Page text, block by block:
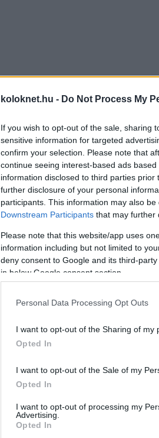
koloknet.hu - Do Not Process My
If you wish to opt-out of the sale, sharing
sensitive information for targeted
confirm your selection. Please note that
continue seeing interest-based ads
information disclosed to third parties
further disclosure of your personal
participants. This information may also
Downstream Participants that may further
Please note that this website/app uses
information including but not limited to
deny consent to Google and its third-
in below Google consent section.
Personal Data Processing Opt Outs
I want to opt-out of the Sharing of my
Opted In
I want to opt-out of the Sale of my
Opted In
I want to opt-out of processing my
Advertising.
Opted In